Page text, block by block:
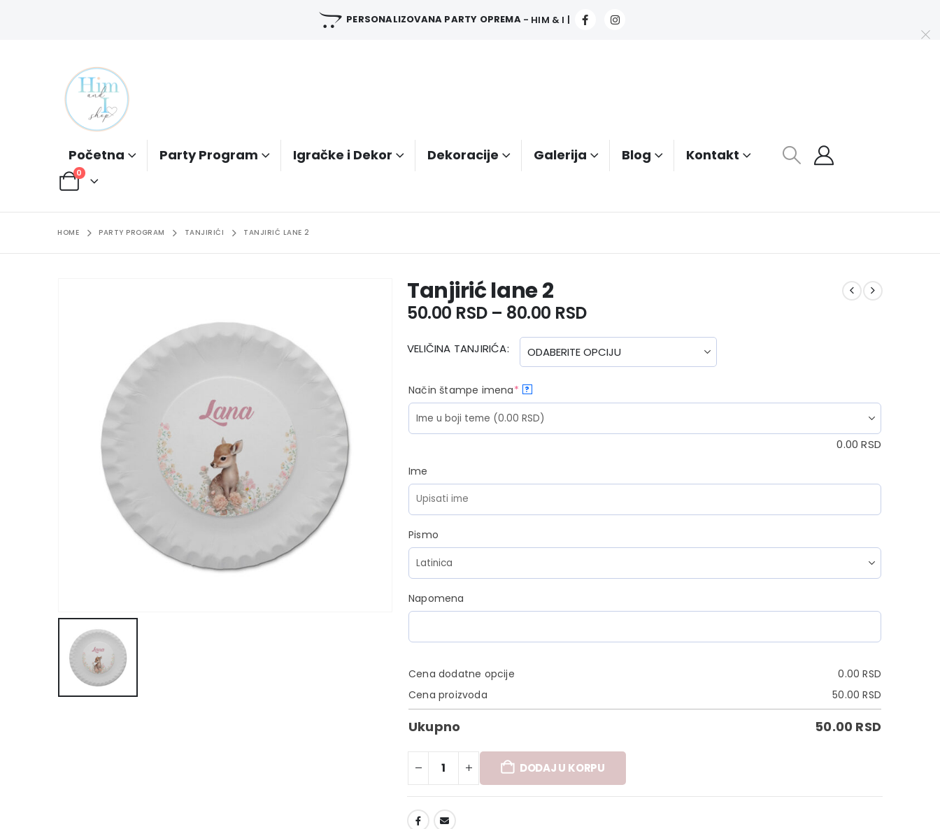
PERSONALIZOVANA PARTY OPREMA - HIM & I |
Početna Party Program Igračke i Dekor Dekoracije Galerija Blog Kontakt
0
HOME PARTY PROGRAM TANJIRIĆI TANJIRIĆ LANE 2
Tanjirić lane 2
50.00 RSD – 80.00 RSD
VELIČINA TANJIRIĆA
Način štampe imena* ?
0.00RSD
Ime
Pismo
Napomena
Cena dodatne opcije 0.00RSD
Cena proizvoda
50.00RSD
Ukupno 50.00 RSD
DODAJ U KORPU